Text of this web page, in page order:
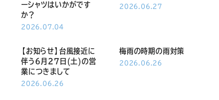
Facebook
Twitter
Instagram
LINE
ーシャツはいかがです
か？
2026.07.04
2026.06.27
【お知らせ】台風接近に
伴う６月27日(土)の営
業につきまして
2026.06.26
梅雨の時期の雨対策
2026.06.26